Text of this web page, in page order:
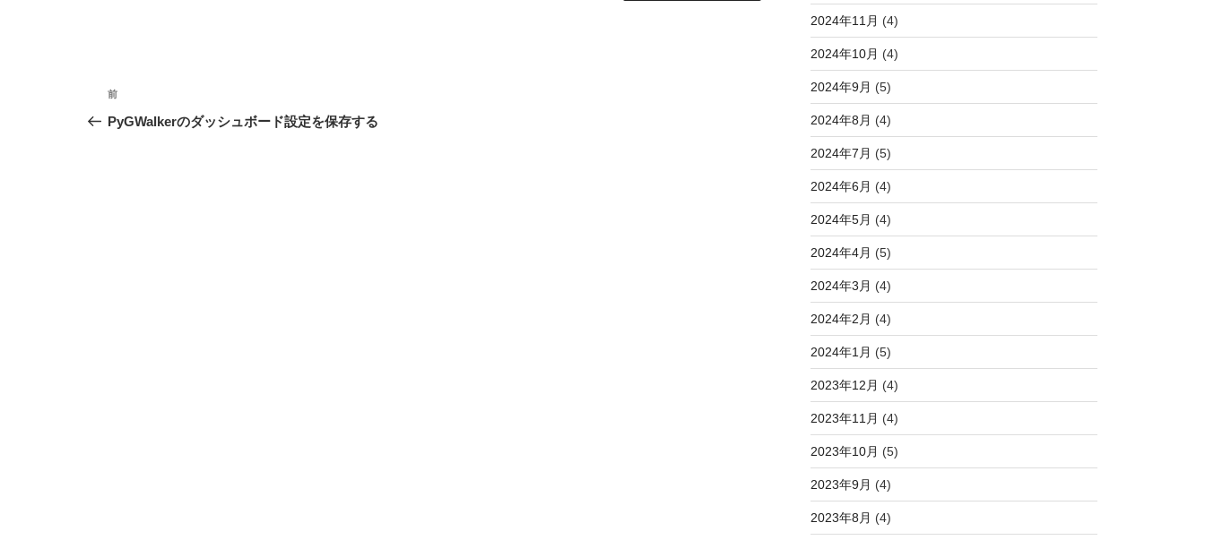
投
稿
前
の
前
PyGWalkerのダッシュボード設定を保存する
2024年11月 (4)
2024年10月 (4)
2024年9月 (5)
2024年8月 (4)
2024年7月 (5)
2024年6月 (4)
2024年5月 (4)
2024年4月 (5)
2024年3月 (4)
2024年2月 (4)
2024年1月 (5)
2023年12月 (4)
2023年11月 (4)
2023年10月 (5)
2023年9月 (4)
2023年8月 (4)